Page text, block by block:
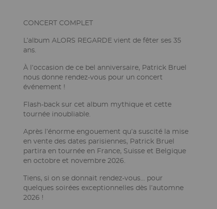
StructureCkeditor
CONCERT COMPLET
L’album ALORS REGARDE vient de fêter ses 35
ans.
À l’occasion de ce bel anniversaire, Patrick Bruel
nous donne rendez-vous pour un concert
événement !
Flash-back sur cet album mythique et cette
tournée inoubliable.
Après l’énorme engouement qu’a suscité la mise
en vente des dates parisiennes, Patrick Bruel
partira en tournée en France, Suisse et Belgique
en octobre et novembre 2026.
Tiens, si on se donnait rendez-vous… pour
quelques soirées exceptionnelles dès l’automne
2026 !